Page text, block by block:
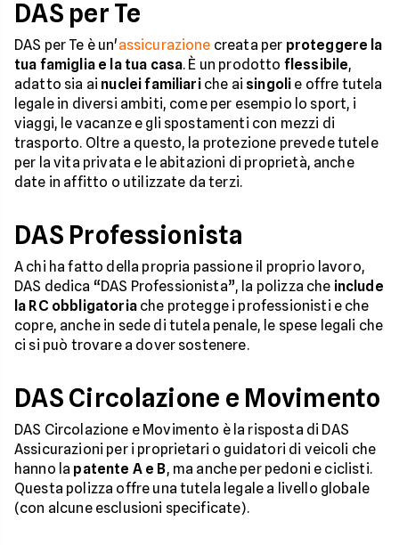
DAS per Te
DAS per Te è un'assicurazione creata per proteggere la
tua famiglia e la tua casa. È un prodotto flessibile,
adatto sia ai nuclei familiariche ai singoli e offre tutela
legale in diversi ambiti, come per esempio lo sport, i
viaggi, le vacanze e gli spostamenti con mezzi di
trasporto. Oltre a questo, la protezione prevede tutele
per la vita privata e le abitazioni di proprietà, anche
date in affitto o utilizzate da terzi.
DAS Professionista
A chi ha fatto della propria passione il proprio lavoro,
DAS dedica “DAS Professionista”, la polizza che include
la RC obbligatoriache protegge i professionisti e che
copre, anche in sede di tutela penale, le spese legali che
ci si può trovare a dover sostenere.
DAS Circolazione e Movimento
DAS Circolazione e Movimento è la risposta di DAS
Assicurazioni per i proprietari o guidatori di veicoli che
hanno la patente A e B, ma anche per pedoni e ciclisti.
Questa polizza offre una tutela legale a livello globale
(con alcune esclusioni specificate).